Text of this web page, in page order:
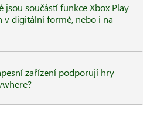
jsou součástí funkce Xbox Play
v digitální formě, nebo i na
zařízení podporují hry